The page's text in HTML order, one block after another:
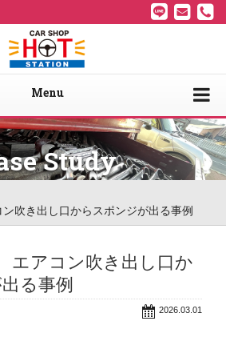
Menu
Study
吹き出し口からスポンジが出る事例
アコン吹き出し口か
る事例
2026.03.01